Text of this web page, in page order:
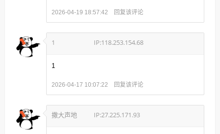
2026-04-19 18:57:42 回复该评论
1 IP:118.253.154.68
1
2026-04-17 10:07:22 回复该评论
撒大声地 IP:27.225.171.93